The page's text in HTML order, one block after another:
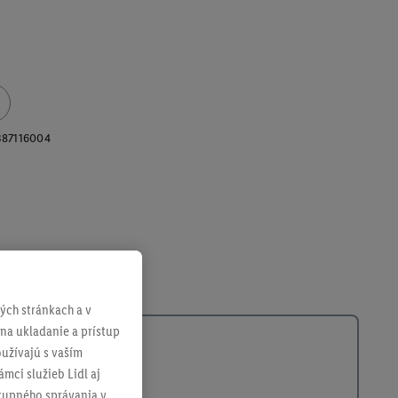
stránkach a v
ukladanie a prístup
s vaším
služieb Lidl aj
správania v